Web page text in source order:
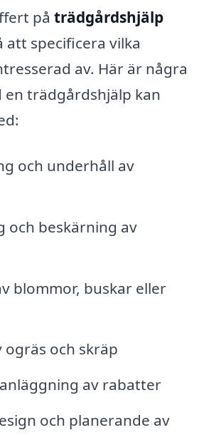
på trädgårdshjälp
att specificera vilka
av. Här är några
en trädgårdshjälp kan
och underhåll av
och beskärning av
blommor, buskar eller
ogräs och skräp
av rabatter
och planerande av